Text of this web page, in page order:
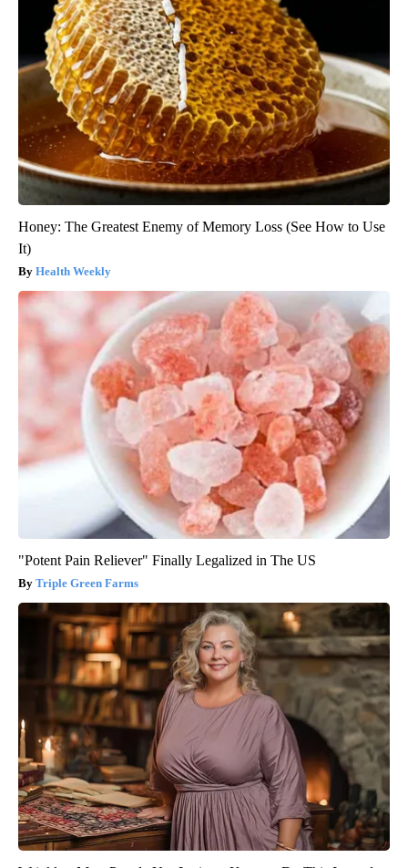
Honey: The Greatest Enemy of Memory Loss (See How to Use
It)
Health Weekly
"Potent Pain Reliever" Finally Legalized in The US
Triple Green Farms